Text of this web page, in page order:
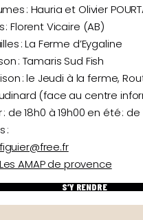
: Hauria et Olivier
: Florent Vicaire (AB)
: La Ferme d’Eygaline
: Tamaris Sud Fish
: le Jeudi à la ferme,
(face au centre
: de 18h0 à 19h00 en été : de
:
Les AMAP de provence
S’Y RENDRE